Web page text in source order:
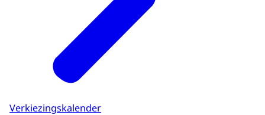
Verkiezingskalender